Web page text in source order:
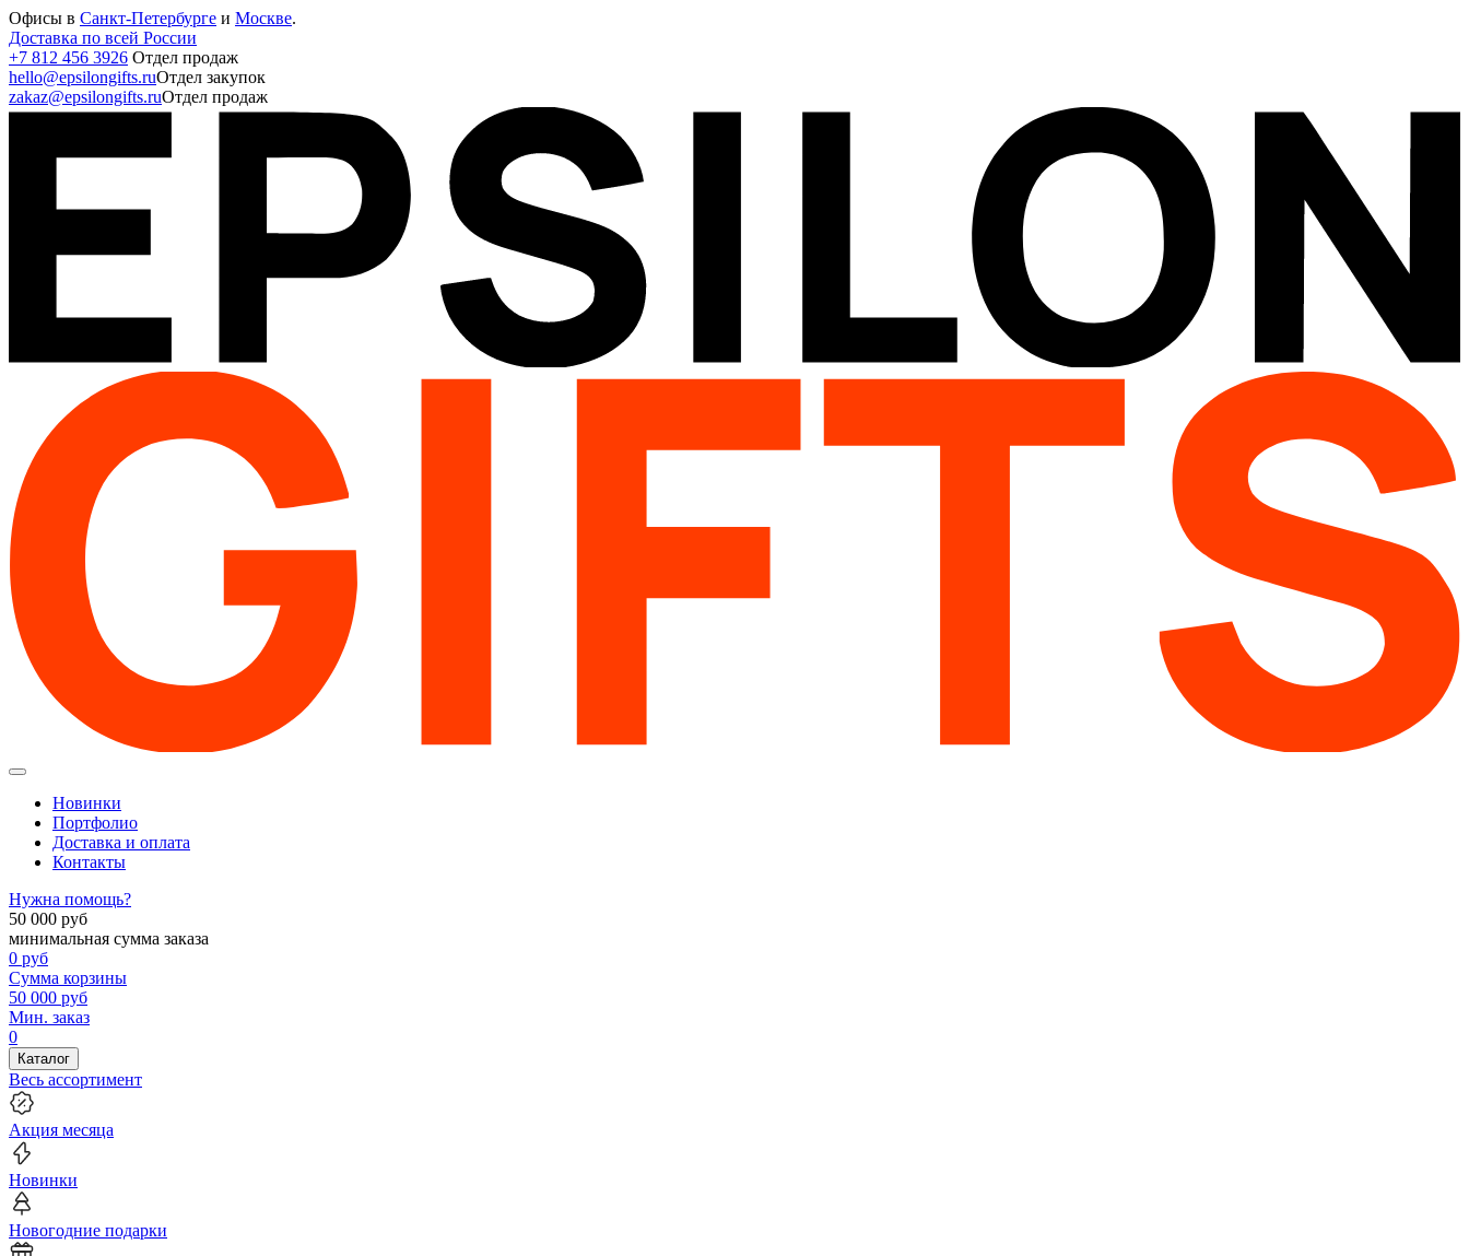
Офисы в Санкт-Петербурге и Москве.
Доставка по всей России
+7 812 456 3926 Отдел продаж
hello@epsilongifts.ruОтдел закупок
zakaz@epsilongifts.ruОтдел продаж
Новинки
Портфолио
Доставка и оплата
Контакты
Нужна помощь?
50 000 руб
минимальная сумма заказа
0 руб
Сумма корзины
50 000 руб
Мин. заказ
0
Каталог
Весь ассортимент
Акция месяца
Новинки
Новогодние подарки